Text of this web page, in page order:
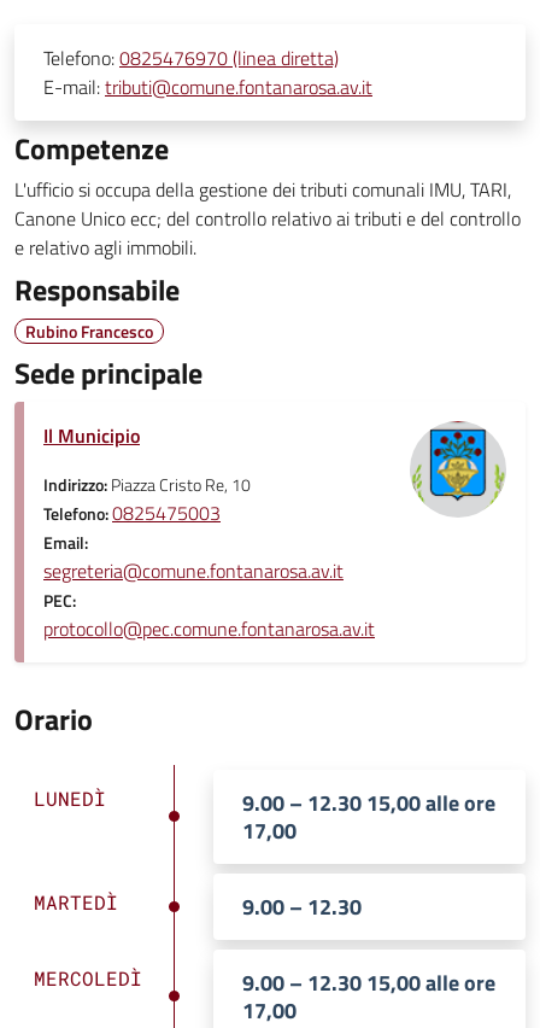
Telefono:0825476970 (linea diretta)
E-mail:tributi@comune.fontanarosa.av.it
Competenze
L'ufficio si occupa della gestione dei tributi comunali IMU, TARI,
Canone Unico ecc; del controllo relativo ai tributi e del controllo
e relativo agli immobili.
Responsabile
Rubino Francesco
Sede principale
Il Municipio
Indirizzo:Piazza Cristo Re, 10
Telefono:0825475003
Email:
segreteria@comune.fontanarosa.av.it
PEC:
protocollo@pec.comune.fontanarosa.av.it
Orario
LUNEDÌ
9.00 – 12.30 15,00 alle ore
17,00
MARTEDÌ 9.00 – 12.30
MERCOLEDÌ
9.00 – 12.30 15,00 alle ore
17,00